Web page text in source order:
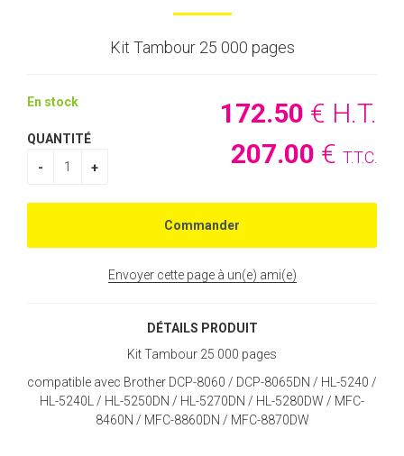
Kit Tambour 25 000 pages
172.50 € H.T.
207.00 € T.T.C.
En stock
QUANTITÉ
Envoyer cette page à un(e) ami(e)
DÉTAILS PRODUIT
Kit Tambour 25 000 pages
compatible avec Brother DCP-8060 / DCP-8065DN / HL-5240 /
HL-5240L / HL-5250DN / HL-5270DN / HL-5280DW / MFC-
8460N / MFC-8860DN / MFC-8870DW